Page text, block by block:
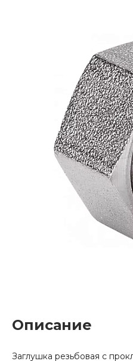
Описание
Заглушка резьбовая с